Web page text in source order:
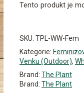
Tento produkt je
SKU: TPL-WW-Fem
Kategorie:
Venku (Outdoor),
Brand: The Plant
Brand: The Plant